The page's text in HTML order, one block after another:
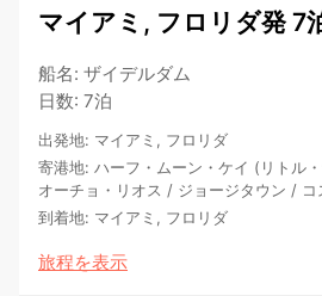
マイアミ, フロリダ発 7
船名: ザイデルダム
日数: 7泊
出発地: マイアミ, フロリダ
寄港地: ハーフ・ムーン・ケイ (リトル
オーチョ・リオス / ジョージタウン /
到着地: マイアミ, フロリダ
旅程を表示